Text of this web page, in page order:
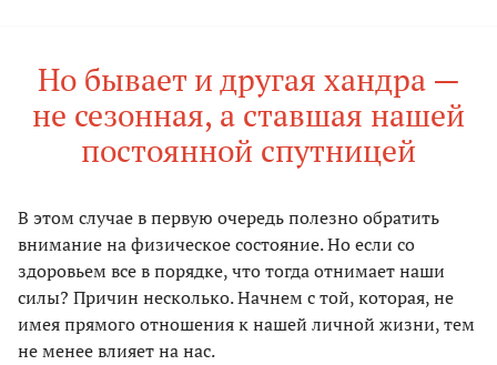
Но бывает и другая хандра —
не сезонная, а ставшая нашей
постоянной спутницей
В этом случае в первую очередь полезно обратить
внимание на физическое состояние. Но если со
здоровьем все в порядке, что тогда отнимает наши
силы? Причин несколько. Начнем с той, которая, не
имея прямого отношения к нашей личной жизни, тем
не менее влияет на нас.